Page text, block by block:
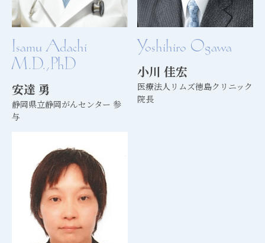
Isamu Adachi
M.D.,PhD
安達 勇
静岡県立静岡がんセンター 参
与
Yoshihiro Ogawa
小川 佳宏
医療法人リムズ徳島クリニック
院長